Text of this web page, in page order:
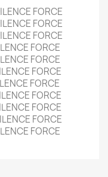
FORCE
FORCE
FORCE
FORCE
FORCE
FORCE
FORCE
FORCE
FORCE
FORCE
FORCE